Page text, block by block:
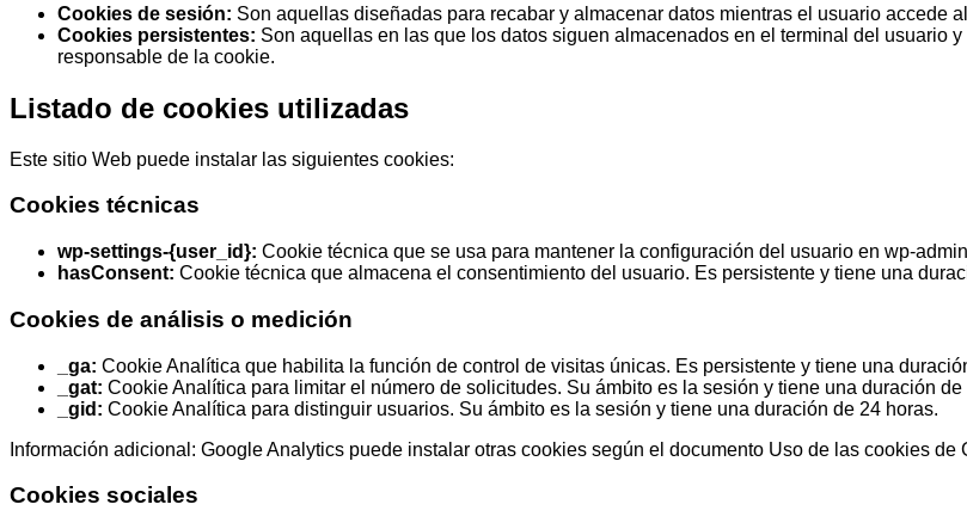
Cookies de sesión: Son aquellas diseñadas para recabar y almacenar datos mientras el usuario accede
Cookies persistentes: Son aquellas en las que los datos siguen almacenados en el terminal del usuario
responsable de la cookie.
Listado de cookies utilizadas
Este sitio Web puede instalar las siguientes cookies:
Cookies técnicas
wp-settings-{user_id}: Cookie técnica que se usa para mantener la configuración del usuario en wp-
hasConsent: Cookie técnica que almacena el consentimiento del usuario. Es persistente y tiene una
Cookies de análisis o medición
_ga: Cookie Analítica que habilita la función de control de visitas únicas. Es persistente y tiene una
_gat: Cookie Analítica para limitar el número de solicitudes. Su ámbito es la sesión y tiene una duración de
_gid: Cookie Analítica para distinguir usuarios. Su ámbito es la sesión y tiene una duración de 24 horas.
Información adicional: Google Analytics puede instalar otras cookies según el documento Uso de las cookies de
Cookies sociales